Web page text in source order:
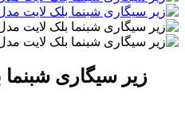
زیر سیگاری شبنما